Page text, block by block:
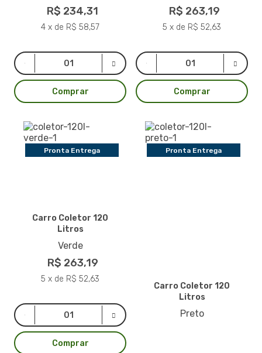
R$ 234,31
4 x de R$ 58,57
Comprar
R$ 263,19
5 x de R$ 52,63
Comprar
Pronta Entrega
Carro Coletor 120
Litros
Verde
R$ 263,19
5 x de R$ 52,63
Comprar
Pronta Entrega
Carro Coletor 120
Litros
Preto